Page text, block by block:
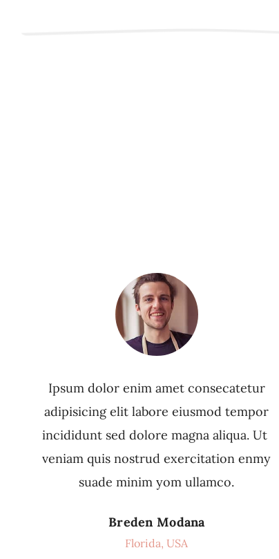
Ipsum dolor enim amet consecatetur
adipisicing elit labore eiusmod tempor
incididunt sed dolore magna aliqua. Ut
veniam quis nostrud exercitation enmy
suade minim yom ullamco.
Breden Modana
Florida, USA